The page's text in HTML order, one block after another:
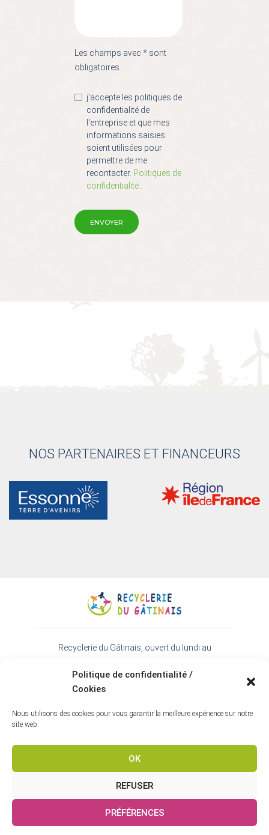
Politique de confidentialité /
Cookies
Nous utilisons des cookies pour vous garantir la meilleure expérience sur notre
site web.
OK
REFUSER
PRÉFÉRENCES
Les champs avec * sont
obligatoires
j'accepte les politiques de
confidentialité de
l'entreprise et que mes
informations saisies
soient utilisées pour
permettre de me
recontacter. Politiques de
confidentialité
NOS PARTENAIRES ET FINANCEURS
Recyclerie du Gâtinais, ouvert du lundi au
45 rue de l'Essonne 91720 Prunay-sur-Essonne
Espace téléchargement
Webmaster Inkern Communication